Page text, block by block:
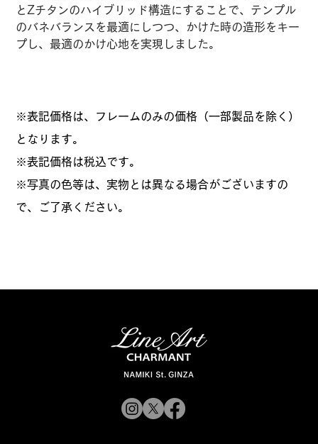
とZチタンのハイブリッド構造にすることで、テンプル
のバネバランスを最適にしつつ、かけた時の造形をキー
プし、最適のかけ心地を実現しました。
※表記価格は、フレームのみの価格（一部製品を除く）
となります。
​※表記価格は税込です。
※写真の色等は、実物とは異なる場合がございますの
で、ご了承ください。